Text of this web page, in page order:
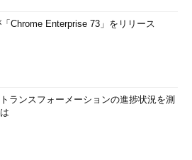
Chrome Enterprise 73」をリリース
ランスフォーメーションの進捗状況を測